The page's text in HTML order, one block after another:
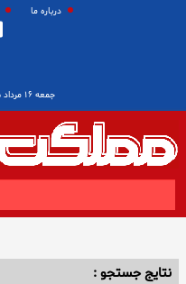
درباره ما
جمعه ۱۶ مرداد ۱۴۰۵
نتایج جستجو :